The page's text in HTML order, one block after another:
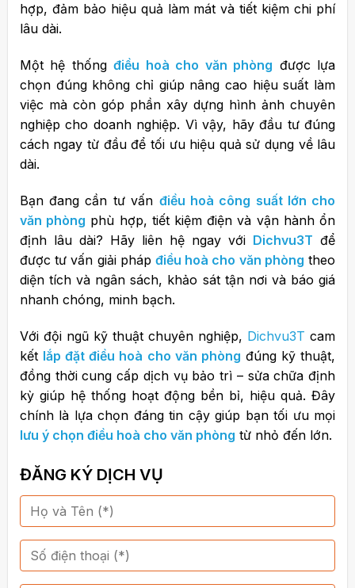
hợp, đảm bảo hiệu quả làm mát và tiết kiệm chi phí
lâu dài.
Một hệ thốngđiều hoà cho văn phòng được lựa
chọn đúng không chỉ giúp nâng cao hiệu suất làm
việc mà còn góp phần xây dựng hình ảnh chuyên
nghiệp cho doanh nghiệp. Vì vậy, hãy đầu tư đúng
cách ngay từ đầu để tối ưu hiệu quả sử dụng về lâu
dài.
Bạn đang cần tư vấn điều hoà công suất lớn cho
văn phòng phù hợp, tiết kiệm điện và vận hành ổn
định lâu dài? Hãy liên hệ ngay với Dichvu3T để
được tư vấn giải pháp điều hoà cho văn phòng theo
diện tích và ngân sách, khảo sát tận nơi và báo giá
nhanh chóng, minh bạch.
Với đội ngũ kỹ thuật chuyên nghiệp, Dichvu3T cam
kết lắp đặt điều hoà cho văn phòng đúng kỹ thuật,
đồng thời cung cấp dịch vụ bảo trì – sửa chữa định
kỳ giúp hệ thống hoạt động bền bỉ, hiệu quả. Đây
chính là lựa chọn đáng tin cậy giúp bạn tối ưu mọi
lưu ý chọn điều hoà cho văn phòng từ nhỏ đến lớn.
ĐĂNG KÝ DỊCH VỤ